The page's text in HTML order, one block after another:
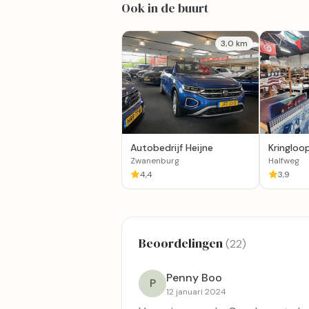
Ook in de buurt
3,0 km
Autobedrijf Heijne
Zwanenburg
4,4
Halfweg
3,9
Beoordelingen(22)
P Penny Boo
12 januari 2024